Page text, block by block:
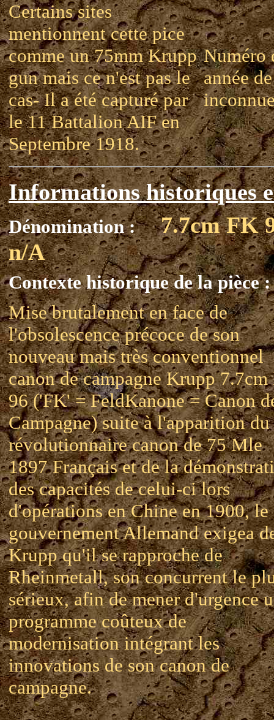
Certains sites
mentionnent cette pice
comme un 75mm Krupp
gun mais ce n'est pas le
cas- Il a été capturé par
le 11 Battalion AIF en
Septembre 1918.
Numéro
année
Informations historiques
Dénomination :
7.7cm FK
n/A
Contexte historique de la pièce :
Mise brutalement en face de
l'obsolescence précoce de son
nouveau mais très conventionnel
canon de campagne Krupp 7.7cm
96 ('FK' = FeldKanone = Canon
Campagne) suite à l'apparition du
révolutionnaire canon de 75 Mle
1897 Français et de la
des capacités de celui-ci lors
d'opérations en Chine en 1900, le
gouvernement Allemand exigea
Krupp qu'il se rapproche de
Rheinmetall, son concurrent le
sérieux, afin de mener d'urgence
programme coûteux de
modernisation intégrant les
innovations de son canon de
campagne.